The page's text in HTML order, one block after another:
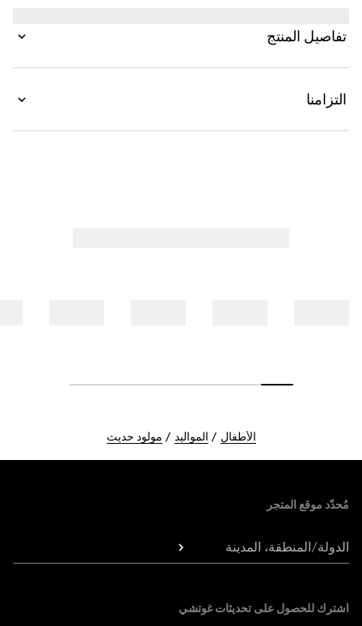
تفاصيل المنتج
التزامنا
الأطفال المواليد مولود حديث
مُحدّد موقع المتجر
الدولة/المنطقة، المدينة
اشترك للحصول على تحديثات غوتشي